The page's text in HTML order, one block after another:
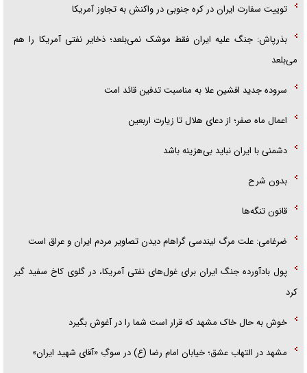
توییت سفارت ایران در کره جنوبی در واکنش به تجاوز آمریکا
بذرپاش: ‏جنگ علیه ایران فقط موشک نمی‌بلعد؛ ذخایر نفتی آمریکا را هم
می‌بلعد
سروده جدید افشین علا به مناسبت تدفین قائد امت
اعمال ماه صفر؛ از دعای هلال تا زیارت اربعین
دشمنی با ایران نباید بی‌هزینه باشد
بدون شرح
قانون تنگه‌ها
ضرغامی: علت مرگ لیندسی گراهام دیدن تصاویر مردم ایران و عراق است
پول بادآورده جنگ ایران برای غول‌های نفتی آمریکا، در گلوی کاخ سفید گیر
کرد
خوش به حال خاک مشهد که قرار است شما را در آغوش بگیرد
مشهد در التهاب عشق؛ خیابان امام رضا (ع) در سوگِ «آقای شهید ایران»